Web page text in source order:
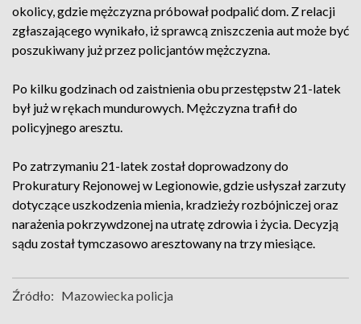
okolicy, gdzie mężczyzna próbował podpalić dom. Z relacji
zgłaszającego wynikało, iż sprawcą zniszczenia aut może być
poszukiwany już przez policjantów mężczyzna.
Po kilku godzinach od zaistnienia obu przestępstw 21-latek
był już w rękach mundurowych. Mężczyzna trafił do
policyjnego aresztu.
Po zatrzymaniu 21-latek został doprowadzony do
Prokuratury Rejonowej w Legionowie, gdzie usłyszał zarzuty
dotyczące uszkodzenia mienia, kradzieży rozbójniczej oraz
narażenia pokrzywdzonej na utratę zdrowia i życia. Decyzją
sądu został tymczasowo aresztowany na trzy miesiące.
Źródło: Mazowiecka policja